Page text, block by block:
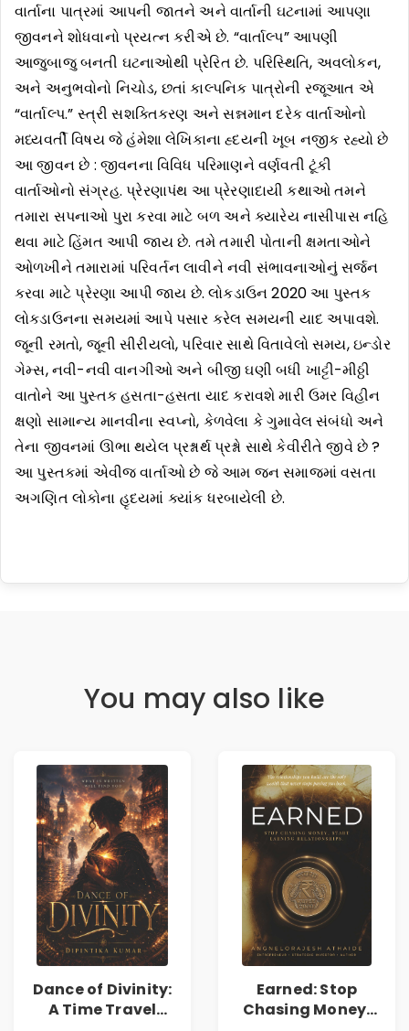
વાર્તાના પાત્રમાં આપની જાતને અને વાર્તાની ઘટનામાં આપણા
જીવનને શોધવાનો પ્રયત્ન કરીએ છે. “વાર્તાલ્પ” આપણી
આજુબાજુ બનતી ઘટનાઓથી પ્રેરિત છે. પરિસ્થિતિ, અવલોકન,
અને અનુભવોનો નિચોડ, છતાં કાલ્પનિક પાત્રોની રજૂઆત એ
“વાર્તાલ્પ.” સ્ત્રી સશક્તિકરણ અને સન્નમાન દરેક વાર્તાઓનો
મધ્યવર્તી વિષય જે હંમેશા લેખિકાના હ્દયની ખૂબ નજીક રહ્યો છે
આ જીવન છે : જીવનના વિવિધ પરિમાણને વર્ણવતી ટૂંકી
વાર્તાઓનો સંગ્રહ. પ્રેરણાપંથ આ પ્રેરણાદાયી કથાઓ તમને
તમારા સપનાઓ પુરા કરવા માટે બળ અને ક્યારેય નાસીપાસ નહિ
થવા માટે હિંમત આપી જાય છે. તમે તમારી પોતાની ક્ષમતાઓને
ઓળખીને તમારામાં પરિવર્તન લાવીને નવી સંભાવનાઓનું સર્જન
કરવા માટે પ્રેરણા આપી જાય છે. લોકડાઉન 2020 આ પુસ્તક
લોકડાઉનના સમયમાં આપે પસાર કરેલ સમયની યાદ અપાવશે.
જૂની રમતો, જૂની સીરીયલો, પરિવાર સાથે વિતાવેલો સમય, ઇન્ડોર
ગેમ્સ, નવી-નવી વાનગીઓ અને બીજી ઘણી બધી ખાટ્ટી-મીઠ્ઠી
વાતોને આ પુસ્તક હસતા-હસતા યાદ કરાવશે મારી ઉમર વિહીન
ક્ષણો સામાન્ય માનવીના સ્વપ્નો, કેળવેલા કે ગુમાવેલ સંબંધો અને
તેના જીવનમાં ઊભા થયેલ પ્રશ્નાર્થ પ્રશ્નો સાથે કેવીરીતે જીવે છે ?
આ પુસ્તકમાં એવીજ વાર્તાઓ છે જે આમ જન સમાજમાં વસતા
અગણિત લોકોના હૃદયમાં ક્યાંક ધરબાયેલી છે.
You may also like
Dance of Divinity:
A Time Travel
Earned: Stop
Chasing Money,